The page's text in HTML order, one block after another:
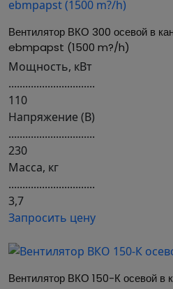
Вентилятор ВКО 300 осевой в
ebmpapst (1500 m?/h)
Мощность, кВт
...............................
110
Напряжение (В)
...............................
230
Масса, кг
...............................
3,7
Запросить цену
Вентилятор ВКО 150-К осевой в